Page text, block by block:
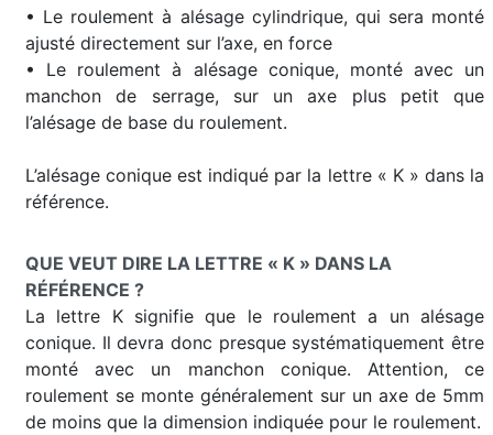
• Le roulement à alésage cylindrique, qui sera monté
ajusté directement sur l’axe, en force
• Le roulement à alésage conique, monté avec un
manchon de serrage, sur un axe plus petit que
l’alésage de base du roulement.
L’alésage conique est indiqué par la lettre « K » dans la
référence.
QUE VEUT DIRE LA LETTRE « K » DANS LA
RÉFÉRENCE ?
La lettre K signifie que le roulement a un alésage
conique. Il devra donc presque systématiquement être
monté avec un manchon conique. Attention, ce
roulement se monte généralement sur un axe de 5mm
de moins que la dimension indiquée pour le roulement.